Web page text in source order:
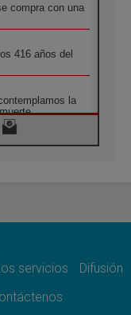
compra con una
416 años del
la
de la Madre
servicios
Difusión